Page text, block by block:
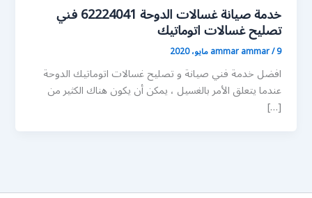
خدمة صيانة غسالات الدوحة 62224041 فني
تصليح غسالات اتوماتيك
ammar ammar/9 مايو، 2020
افضل خدمة فني صيانة و تصليح غسالات اتوماتيك الدوحة
عندما يتعلق الأمر بالغسيل ، يمكن أن يكون هناك الكثير من
[…]